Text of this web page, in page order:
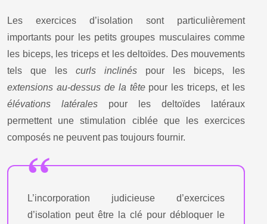
Les exercices d’isolation sont particulièrement
importants pour les petits groupes musculaires comme
les biceps, les triceps et les deltoïdes. Des mouvements
tels que les curls inclinés pour les biceps, les
extensions au-dessus de la tête pour les triceps, et les
élévations latérales pour les deltoïdes latéraux
permettent une stimulation ciblée que les exercices
composés ne peuvent pas toujours fournir.
L’incorporation judicieuse d’exercices
d’isolation peut être la clé pour débloquer le